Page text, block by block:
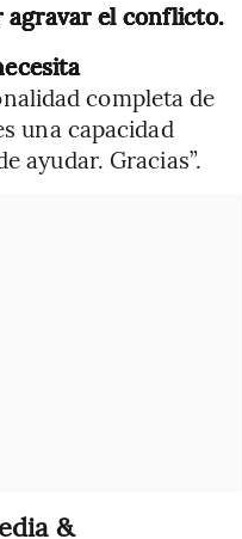
agravar el conflicto.
completa de
una capacidad
ayudar. Gracias”.
&